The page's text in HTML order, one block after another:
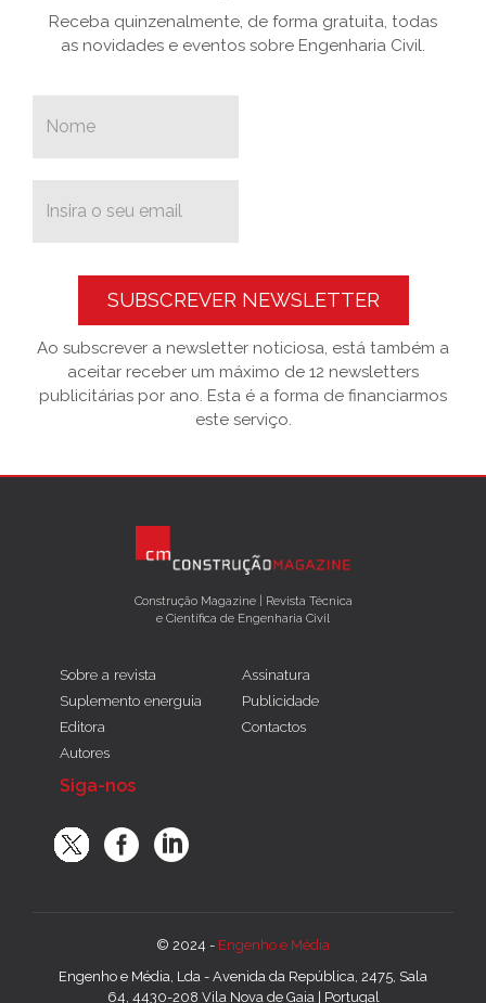
Receba quinzenalmente, de forma gratuita, todas
as novidades e eventos sobre Engenharia Civil.
SUBSCREVER NEWSLETTER
Ao subscrever a newsletter noticiosa, está também a
aceitar receber um máximo de 12 newsletters
publicitárias por ano. Esta é a forma de financiarmos
este serviço.
Construção Magazine | Revista Técnica
e Científica de Engenharia Civil
Sobre a revista
Suplemento energuia
Editora
Autores
Assinatura
Publicidade
Contactos
Siga-nos
© 2024 - Engenho e Média
Engenho e Média, Lda - Avenida da República, 2475, Sala
64, 4430-208 Vila Nova de Gaia | Portugal